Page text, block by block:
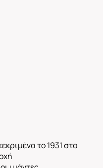
το 1931 στο